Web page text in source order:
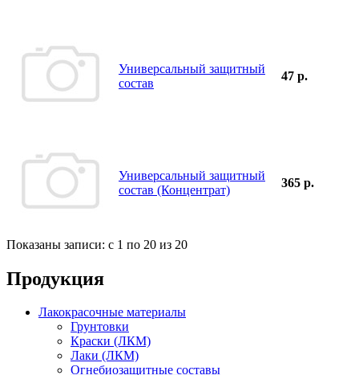
Универсальный защитный
состав
47 р.
Универсальный защитный
состав (Концентрат)
365 р.
Показаны записи: с 1 по 20 из 20
Продукция
Лакокрасочные материалы
Грунтовки
Краски (ЛКМ)
Лаки (ЛКМ)
Огнебиозащитные составы